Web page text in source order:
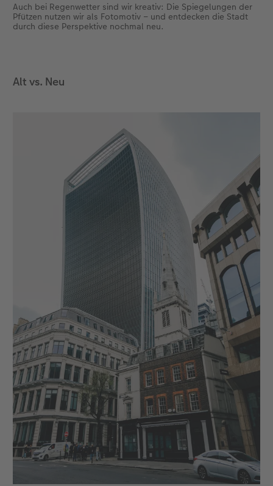
Auch bei Regenwetter sind wir kreativ: Die Spiegelungen der
Pfützen nutzen wir als Fotomotiv – und entdecken die Stadt
durch diese Perspektive nochmal neu.
Alt vs. Neu